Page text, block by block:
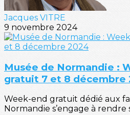
Jacques VITRE
9 novembre 2024
Musée de Normandie :
gratuit 7 et 8 décembre
Week-end gratuit dédié aux
Normandie s’engage à rendre